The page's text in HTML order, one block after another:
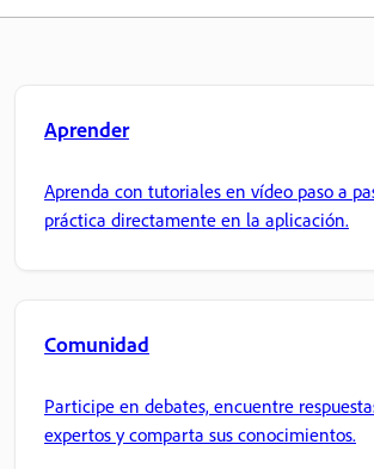
Aprender
Aprenda con tutoriales en vídeo paso a
práctica directamente en la aplicación.
Comunidad
Participe en debates, encuentre
expertos y comparta sus conocimientos.